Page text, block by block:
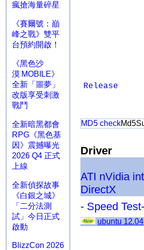
瘋搶海量碎星
《賽爾號：巔
峰之戰》雙平
台預約開啟！
《黑色沙
漠 MOBILE》
全新「噩夢」
改版享受刺激
戰鬥
全新暗黑都會
RPG《黑色基
因》震撼曝光
2026 Q4 正式
上線
全新偵探故事
《白銀之城》
「二分法測
試」今日正式
啟動
BlizzCon 2026
Release
MD5 check
Driver
ATI nVidia
DirectX
- Speed Test-
ubuntu 12.04